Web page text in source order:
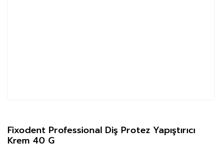
Fixodent Professional Diş Protez Yapıştırıcı
Krem 40 G